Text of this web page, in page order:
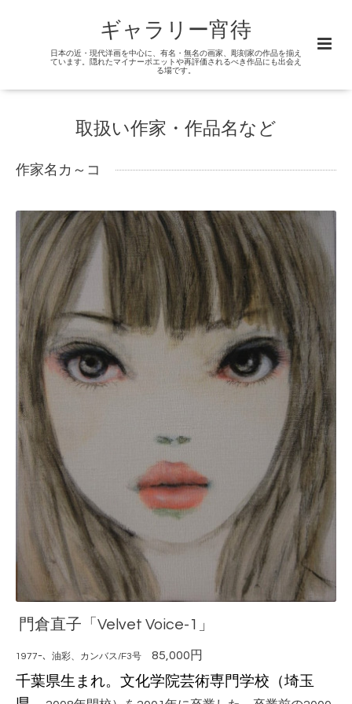
ギャラリー宵待
日本の近・現代洋画を中心に、有名・無名の画家、彫刻家の作品を揃え
ています。隠れたマイナーポエットや再評価されるべき作品にも出会え
る場です。
取扱い作家・作品名など
作家名カ～コ
門倉直子「Velvet Voice-1」
1977ｰ、油彩、カンバス/F3号 85,000円
千葉県生まれ。文化学院芸術専門学校（埼玉